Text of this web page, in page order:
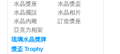
水晶獎座
水晶獎盃
水晶擺設
水晶相片
水晶內雕
訂造獎座
亞克力相架
琉璃水晶獎牌
獎盃 Trophy